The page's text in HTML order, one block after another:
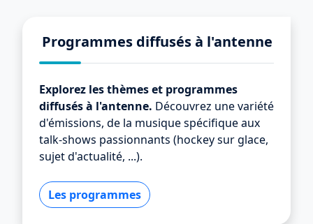
Programmes diffusés à l'antenne
Explorez les thèmes et programmes
diffusés à l'antenne. Découvrez une variété
d'émissions, de la musique spécifique aux
talk-shows passionnants (hockey sur glace,
sujet d'actualité, ...).
Les programmes